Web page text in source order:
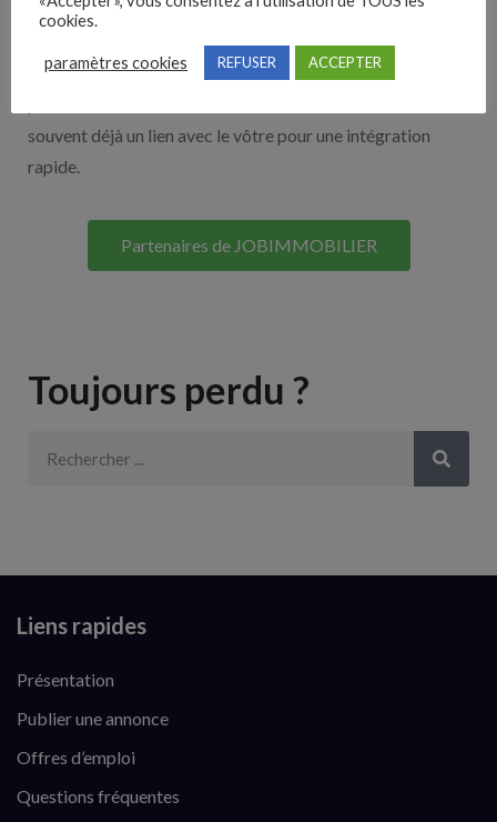
Découvrez nos partenaires ! Moteurs de recherches,
multidiffuseurs, sites payant… nombreux sont nos
souvent déjà un lien avec le vôtre pour une intégration
rapide.
Partenaires de JOBIMMOBILIER
Toujours perdu ?
Liens rapides
Présentation
Publier une annonce
Offres d’emploi
Questions fréquentes
cookies.
paramètres cookies REFUSER ACCEPTER